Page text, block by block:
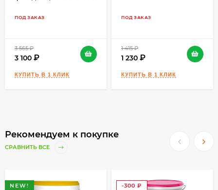
ПОД ЗАКАЗ
3 565
3 100
ПОД ЗАКАЗ
1 415
1 230
Рекомендуем к покупке
СРАВНИТЬ ВСЕ
NEW!
-300